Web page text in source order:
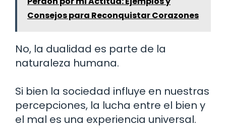
Consejos para Reconquistar Corazones
No, la dualidad es parte de la
naturaleza humana.
Si bien la sociedad influye en nuestras
percepciones, la lucha entre el bien y
el mal es una experiencia universal.